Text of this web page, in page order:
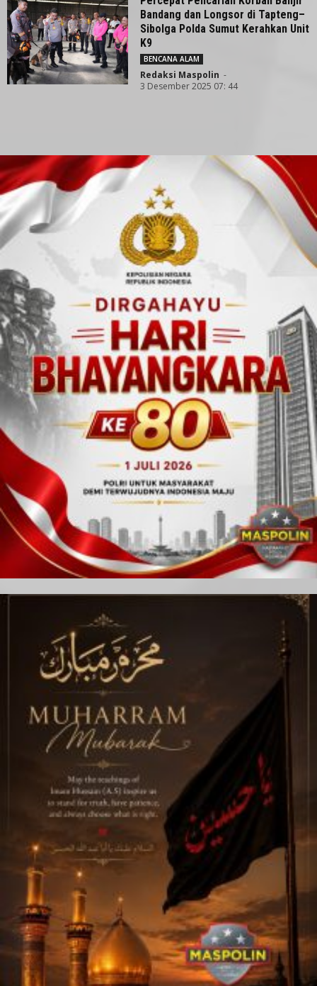
Bandang dan Longsor di Tapteng–
Sibolga Polda Sumut Kerahkan Unit
K9
BENCANA ALAM
Redaksi Maspolin -
3 Desember 2025 07: 44